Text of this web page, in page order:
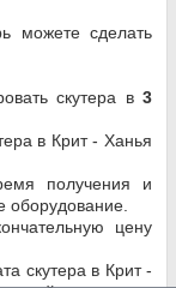
можете сделать
скутера в 3
в Крит - Ханья
получения и
оборудование.
цену
скутера в Крит -